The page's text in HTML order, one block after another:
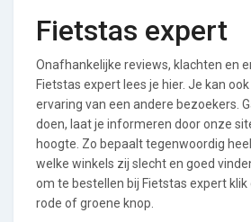
Fietstas expert
Onafhankelijke reviews, klachten en
Fietstas expert lees je hier. Je kan
ervaring van een andere bezoekers.
doen, laat je informeren door onze
hoogte. Zo bepaalt tegenwoordig
welke winkels zij slecht en goed
om te bestellen bij Fietstas expert klik
rode of groene knop.